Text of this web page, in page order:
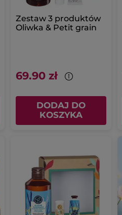
Zestaw 3 produktów
Oliwka & Petit grain
69.90 zł
DODAJ DO
KOSZYKA